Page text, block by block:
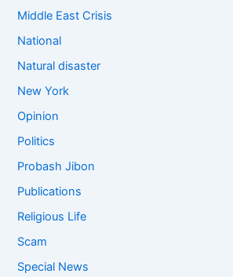
Middle East Crisis
National
Natural disaster
New York
Opinion
Politics
Probash Jibon
Publications
Religious Life
Scam
Special News